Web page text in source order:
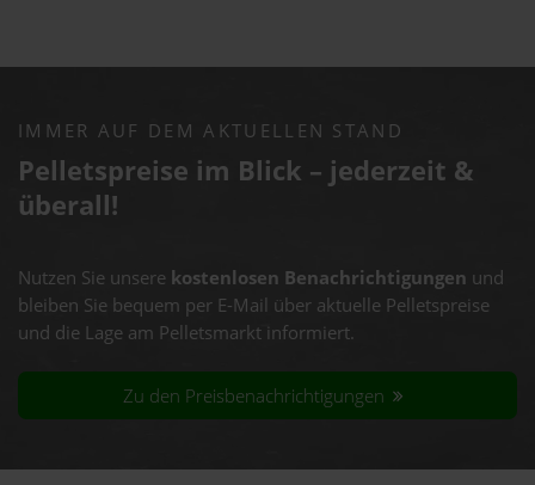
IMMER AUF DEM AKTUELLEN STAND
Pelletspreise im Blick – jederzeit &
überall!
Nutzen Sie unsere kostenlosen Benachrichtigungen und
bleiben Sie bequem per E-Mail über aktuelle Pelletspreise
und die Lage am Pelletsmarkt informiert.
Zu den Preisbenachrichtigungen